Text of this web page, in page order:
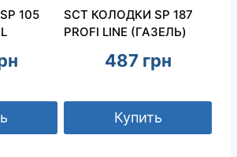
105
SCT КОЛОДКИ SP 187
PROFI LINE (ГАЗЕЛЬ)
487 грн
Купить